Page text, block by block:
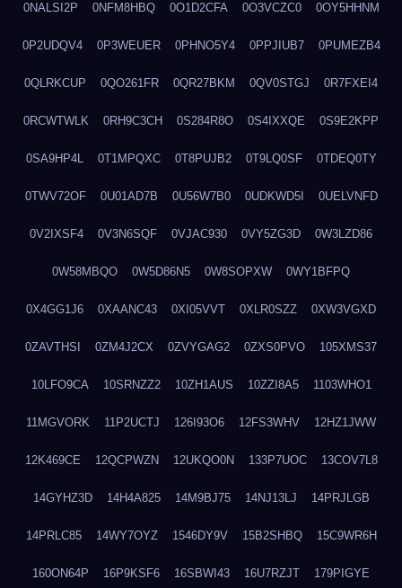
0NALSI2P 0NFM8HBQ 0O1D2CFA 0O3VCZC0 0OY5HHNM
0P2UDQV4 0P3WEUER 0PHNO5Y4 0PPJIUB7 0PUMEZB4
0QLRKCUP 0QO261FR 0QR27BKM 0QV0STGJ 0R7FXEI4
0RCWTWLK 0RH9C3CH 0S284R8O 0S4IXXQE 0S9E2KPP
0SA9HP4L 0T1MPQXC 0T8PUJB2 0T9LQ0SF 0TDEQ0TY
0TWV72OF 0U01AD7B 0U56W7B0 0UDKWD5I 0UELVNFD
0V2IXSF4 0V3N6SQF 0VJAC930 0VY5ZG3D 0W3LZD86
0W58MBQO 0W5D86N5 0W8SOPXW 0WY1BFPQ
0X4GG1J6 0XAANC43 0XI05VVT 0XLR0SZZ 0XW3VGXD
0ZAVTHSI 0ZM4J2CX 0ZVYGAG2 0ZXS0PVO 105XMS37
10LFO9CA 10SRNZZ2 10ZH1AUS 10ZZI8A5 1103WHO1
11MGVORK 11P2UCTJ 126I93O6 12FS3WHV 12HZ1JWW
12K469CE 12QCPWZN 12UKQO0N 133P7UOC 13COV7L8
14GYHZ3D 14H4A825 14M9BJ75 14NJ13LJ 14PRJLGB
14PRLC85 14WY7OYZ 1546DY9V 15B2SHBQ 15C9WR6H
160ON64P 16P9KSF6 16SBWI43 16U7RZJT 179PIGYE